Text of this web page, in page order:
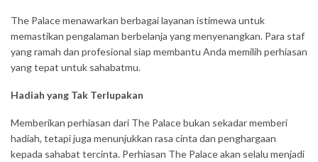
The Palace menawarkan berbagai layanan istimewa untuk
memastikan pengalaman berbelanja yang menyenangkan. Para staf
yang ramah dan profesional siap membantu Anda memilih perhiasan
yang tepat untuk sahabatmu.
Hadiah yang Tak Terlupakan
Memberikan perhiasan dari The Palace bukan sekadar memberi
hadiah, tetapi juga menunjukkan rasa cinta dan penghargaan
kepada sahabat tercinta. Perhiasan The Palace akan selalu menjadi